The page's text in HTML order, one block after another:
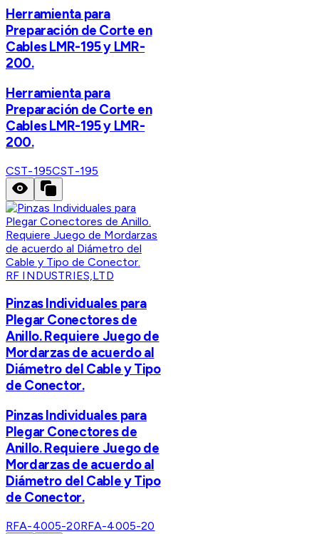
Herramienta para
Preparación de Corte en
Cables LMR-195 y LMR-
200.
Herramienta para
Preparación de Corte en
Cables LMR-195 y LMR-
200.
CST-195CST-195
RF INDUSTRIES,LTD
Pinzas Individuales para
Plegar Conectores de
Anillo. Requiere Juego de
Mordarzas de acuerdo al
Diámetro del Cable y Tipo
de Conector.
Pinzas Individuales para
Plegar Conectores de
Anillo. Requiere Juego de
Mordarzas de acuerdo al
Diámetro del Cable y Tipo
de Conector.
RFA-4005-20RFA-4005-20